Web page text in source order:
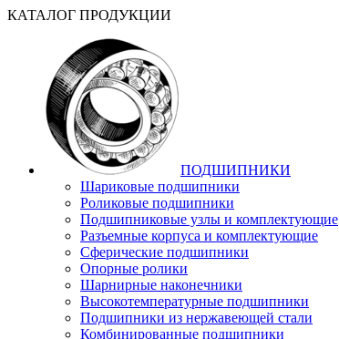
КАТАЛОГ ПРОДУКЦИИ
ПОДШИПНИКИ
Шариковые подшипники
Роликовые подшипники
Подшипниковые узлы и комплектующие
Разъемные корпуса и комплектующие
Сферические подшипники
Опорные ролики
Шарнирные наконечники
Высокотемпературные подшипники
Подшипники из нержавеющей стали
Комбинированные подшипники